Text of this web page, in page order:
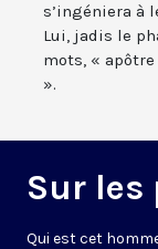
s’ingéniera à
Lui, jadis le
mots, «
».
Sur les
Qui est cet